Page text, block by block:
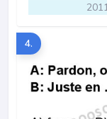
4.